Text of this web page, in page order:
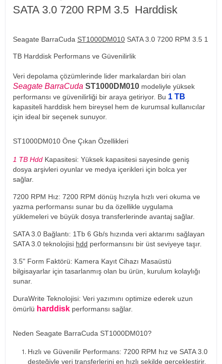
SATA 3.0 7200 RPM 3.5 Harddisk
Seagate BarraCuda ST1000DM010 SATA 3.0 7200 RPM 3.5 1
TB Harddisk Performans ve Güvenilirlik
Veri depolama çözümlerinde lider markalardan biri olan
Seagate BarraCuda ST1000DM010 modeliyle yüksek
performansı ve güvenilirliği bir araya getiriyor. Bu 1 TB
kapasiteli harddisk hem bireysel hem de kurumsal kullanıcılar
için ideal bir seçenek sunuyor.
ST1000DM010 Öne Çıkan Özellikleri
1 TB Hdd Kapasitesi: Yüksek kapasitesi sayesinde geniş
dosya arşivleri oyunlar ve medya içerikleri için bolca yer
sağlar.
7200 RPM Hız: 7200 RPM dönüş hızıyla hızlı veri okuma ve
yazma performansı sunar bu da özellikle uygulama
yüklemeleri ve büyük dosya transferlerinde avantaj sağlar.
SATA 3.0 Bağlantı: 1Tb 6 Gb/s hızında veri aktarımı sağlayan
SATA 3.0 teknolojisi hdd performansını bir üst seviyeye taşır.
3.5" Form Faktörü: Kamera Kayıt Cihazı Masaüstü
bilgisayarlar için tasarlanmış olan bu ürün, kurulum kolaylığı
sunar.
DuraWrite Teknolojisi: Veri yazımını optimize ederek uzun
ömürlü harddisk performansı sağlar.
Neden Seagate BarraCuda ST1000DM010?
Hızlı ve Güvenilir Performans: 7200 RPM hız ve SATA 3.0
desteğiyle veri transferlerini en hızlı şekilde gerçekleştirir.